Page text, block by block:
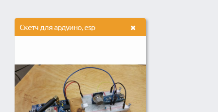
Скетч для ардуино, esp